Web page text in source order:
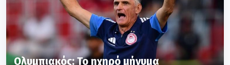
Ολυμπιακός: Το ηχηρό μήνυμα
Μεντιλίμπαρ και οι… ενισχύσεις